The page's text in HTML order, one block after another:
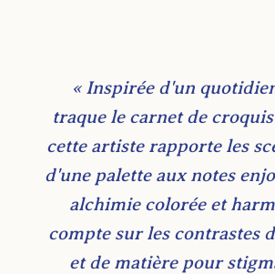
« Inspirée d'un
traque le carnet de
cette artiste rapporte les
d'une palette aux notes
alchimie colorée et
compte sur les contrastes
et de matière pour